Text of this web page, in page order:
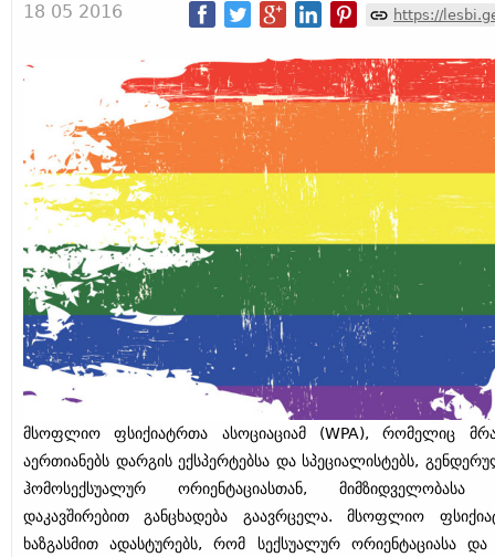
18 05 2016 https://
მსოფლიო ფსიქიატრთა ასოციაციამ (WPA), რომელიც
აერთიანებს დარგის ექსპერტებსა და სპეციალისტებს,
ჰომოსექსუალურ ორიენტაციასთან,
დაკავშირებით განცხადება გაავრცელა. მსოფლიო
ხაზგასმით ადასტურებს, რომ სექსუალურ ორიენტაციასა